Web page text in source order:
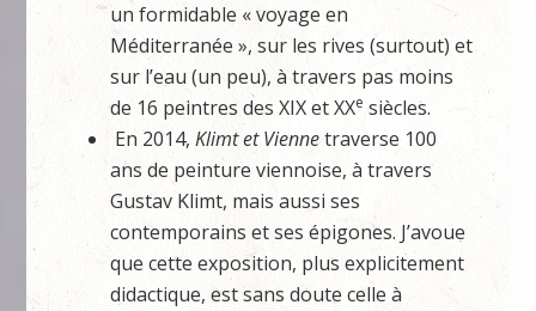
un formidable « voyage en
Méditerranée », sur les rives (surtout) et
sur l’eau (un peu), à travers pas moins
de 16 peintres des XIX et XXe siècles.
En 2014,Klimt et Viennetraverse 100
ans de peinture viennoise, à travers
Gustav Klimt, mais aussi ses
contemporains et ses épigones. J’avoue
que cette exposition, plus explicitement
didactique, est sans doute celle à